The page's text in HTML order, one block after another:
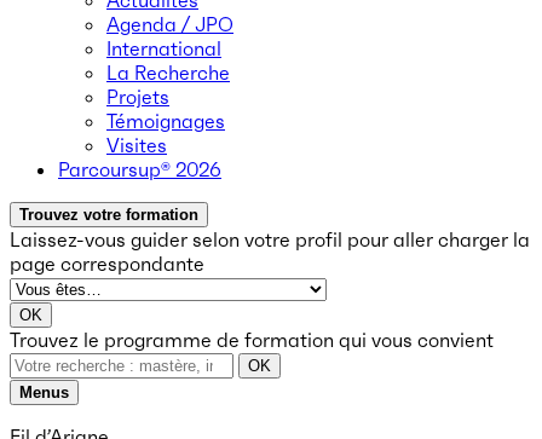
Agenda / JPO
International
La Recherche
Projets
Témoignages
Visites
Parcoursup® 2026
Trouvez votre formation
Laissez-vous guider selon votre profil pour aller charger la
page correspondante
OK
Trouvez le programme de formation qui vous convient
OK
Menus